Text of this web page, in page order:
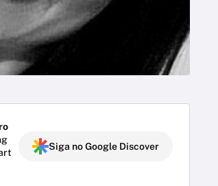
Siga no Google Discover